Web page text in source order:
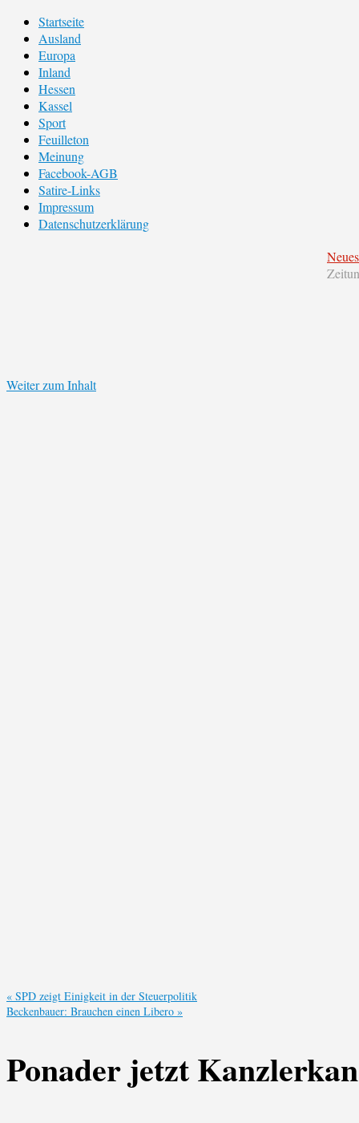
Startseite
Ausland
Europa
Inland
Hessen
Kassel
Sport
Feuilleton
Meinung
Facebook-AGB
Satire-Links
Impressum
Datenschutzerklärung
Weiter zum Inhalt
« SPD zeigt Einigkeit in der Steuerpolitik
Beckenbauer: Brauchen einen Libero »
Ponader jetzt